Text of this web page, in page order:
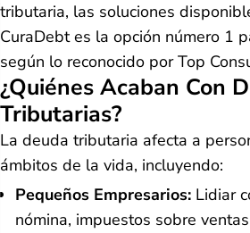
tributaria, las soluciones
CuraDebt es la opción número 1
según lo reconocido por Top
¿Quiénes Acaban Con
Tributarias?
La deuda tributaria afecta a
ámbitos de la vida, incluyendo:
Pequeños Empresarios: Lidiar
nómina, impuestos sobre